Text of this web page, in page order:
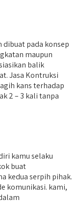
pada konsep
maupun
balik
Jasa Kontruksi
kans terhadap
2 – 3 kali tanpa
kamu selaku
buat
kedua serpih pihak.
komunikasi. kami,